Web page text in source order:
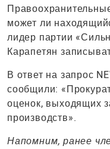
может ли
лидер партии
Карапетян
В ответ на запрос
сообщили:
оценок, выходящих
производств».
Напомним, ранее